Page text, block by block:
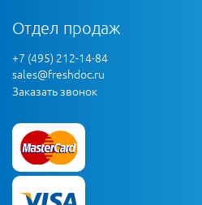
Отдел продаж
+7 (495) 212-14-84
sales@freshdoc.ru
Заказать звонок